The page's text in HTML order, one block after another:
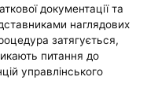
документації та
наглядових
затягується,
питання до
управлінського